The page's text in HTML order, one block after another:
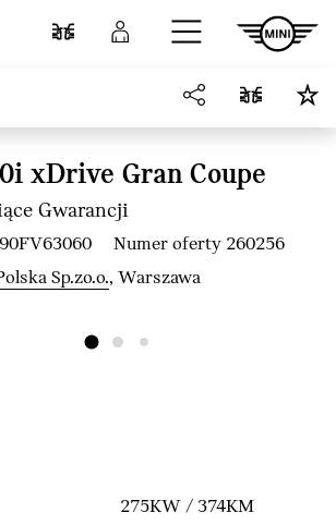
treści
Porównaj Zaloguj się
xDrive Gran Coupe
Gwarancji
Numer oferty 260256
Sp.zo.o., Warszawa
275KW / 374KM